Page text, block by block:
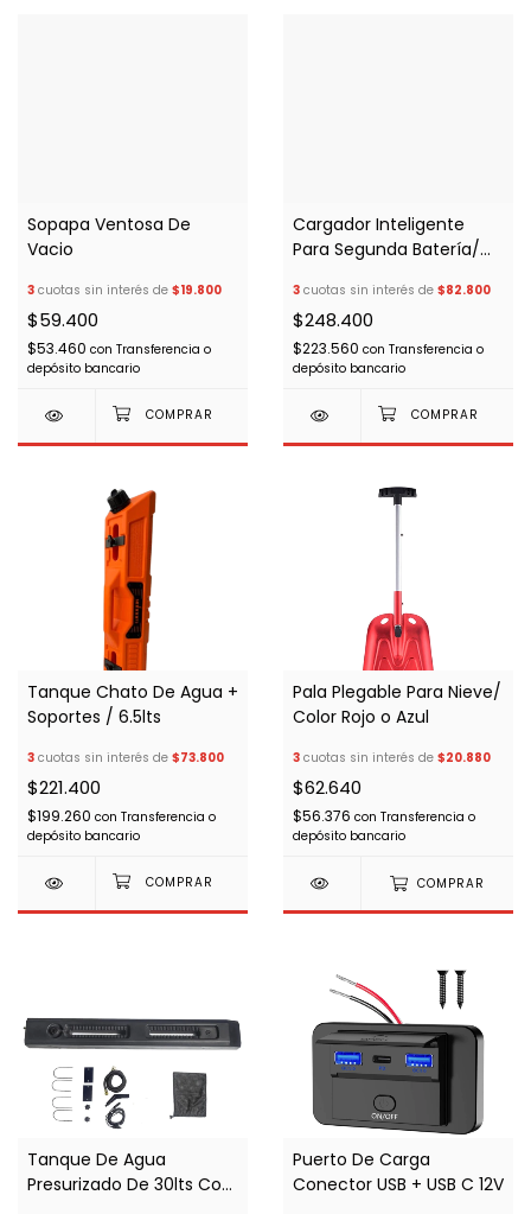
Sopapa Ventosa De
Vacio
3 cuotas sin interés de $19.800
$59.400
$53.460 con Transferencia o
depósito bancario
Cargador Inteligente
Para Segunda Batería/
3 cuotas sin interés de $82.800
$248.400
$223.560 con Transferencia o
depósito bancario
Tanque Chato De Agua +
Soportes / 6.5lts
3 cuotas sin interés de $73.800
$221.400
$199.260 con Transferencia o
depósito bancario
Pala Plegable Para Nieve/
Color Rojo o Azul
3 cuotas sin interés de $20.880
$62.640
$56.376 con Transferencia o
depósito bancario
COMPRAR
Tanque De Agua
Presurizado De 30lts Con
Puerto De Carga
Conector USB + USB C 12V